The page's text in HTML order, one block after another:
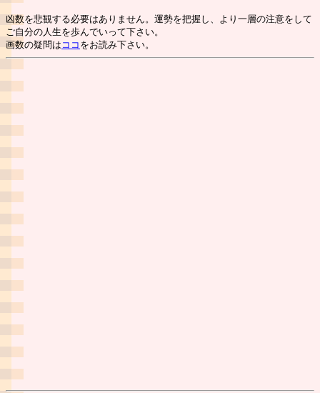
凶数を悲観する必要はありません。運勢を把握し、より一層の注意をして
ご自分の人生を歩んでいって下さい。
画数の疑問は ココ をお読み下さい。